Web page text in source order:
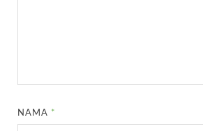
NAMA *